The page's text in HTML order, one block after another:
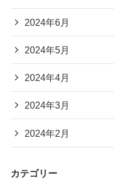
2024年6月
2024年5月
2024年4月
2024年3月
2024年2月
カテゴリー